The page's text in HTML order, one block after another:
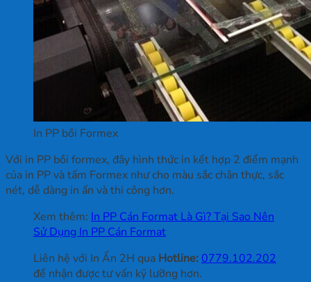
In PP bồi Formex
Với in PP bồi formex, đây hình thức in kết hợp 2 điểm mạnh
của in PP và tấm Formex như cho màu sắc chân thực, sắc
nét, dễ dàng in ấn và thi công hơn.
Xem thêm: In PP Cán Format Là Gì? Tại Sao Nên
Sử Dụng In PP Cán Format
Liên hệ với In Ấn 2H qua Hotline: 0779.102.202
để nhận được tư vấn kỹ lưỡng hơn.